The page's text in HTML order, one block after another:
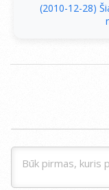
(2010-12-28)